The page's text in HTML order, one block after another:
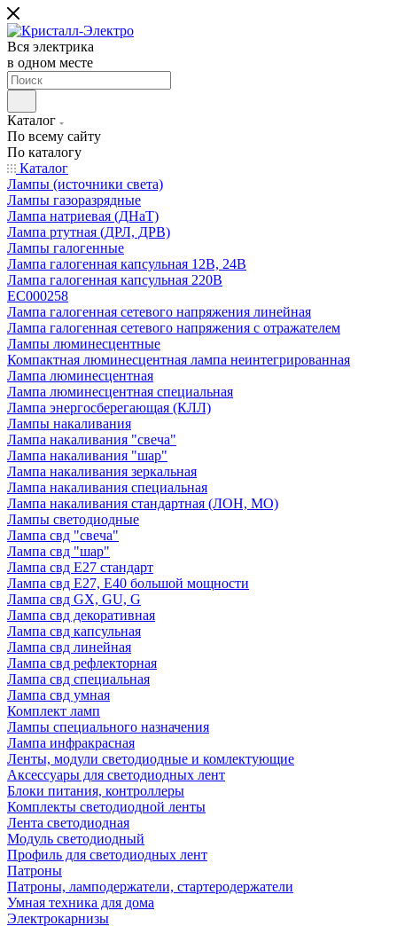
Вся электрика
в одном месте
Каталог
По всему сайту
По каталогу
Каталог
Лампы (источники света)
Лампы газоразрядные
Лампа натриевая (ДНаТ)
Лампа ртутная (ДРЛ, ДРВ)
Лампы галогенные
Лампа галогенная капсульная 12В, 24В
Лампа галогенная капсульная 220В
EC000258
Лампа галогенная сетевого напряжения линейная
Лампа галогенная сетевого напряжения с отражателем
Лампы люминесцентные
Компактная люминесцентная лампа неинтегрированная
Лампа люминесцентная
Лампа люминесцентная специальная
Лампа энергосберегающая (КЛЛ)
Лампы накаливания
Лампа накаливания "свеча"
Лампа накаливания "шар"
Лампа накаливания зеркальная
Лампа накаливания специальная
Лампа накаливания стандартная (ЛОН, МО)
Лампы светодиодные
Лампа свд "свеча"
Лампа свд "шар"
Лампа свд E27 стандарт
Лампа свд E27, Е40 большой мощности
Лампа свд GX, GU, G
Лампа свд декоративная
Лампа свд капсульная
Лампа свд линейная
Лампа свд рефлекторная
Лампа свд специальная
Лампа свд умная
Комплект ламп
Лампы специального назначения
Лампа инфракрасная
Ленты, модули светодиодные и комлектующие
Аксессуары для светодиодных лент
Блоки питания, контроллеры
Комплекты светодиодной ленты
Лента светодиодная
Модуль светодиодный
Профиль для светодиодных лент
Патроны
Патроны, ламподержатели, стартеродержатели
Умная техника для дома
Электрокарнизы